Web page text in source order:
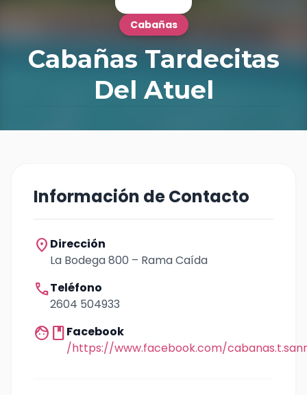
Cabañas
Cabañas Tardecitas
Del Atuel
Información de Contacto
location_on Dirección
La Bodega 800 – Rama Caída
callTeléfono
2604 504933
facebookFacebook
/https://www.facebook.com/